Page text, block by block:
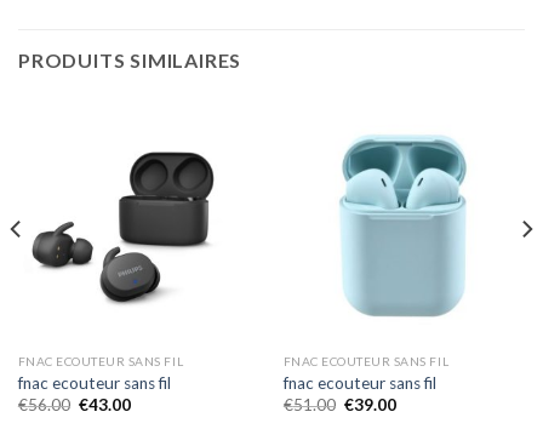
PRODUITS SIMILAIRES
FNAC ECOUTEUR SANS FIL
fnac ecouteur sans fil
€56.00 €43.00
FNAC ECOUTEUR SANS FIL
fnac ecouteur sans fil
€51.00 €39.00